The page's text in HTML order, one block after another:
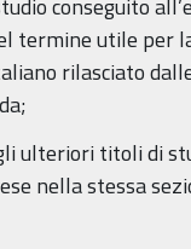
conseguito
termine utile per
rilasciato
ulteriori titoli di
nella stessa